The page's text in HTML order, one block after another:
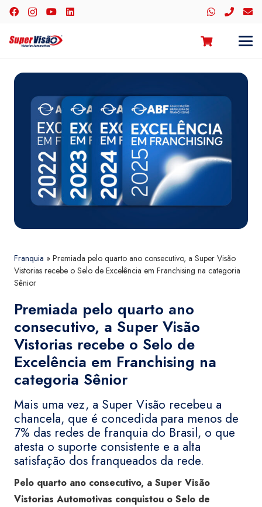
Franquia » Premiada pelo quarto ano consecutivo, a Super Visão
Vistorias recebe o Selo de Excelência em Franchising na categoria
Sênior
Premiada pelo quarto ano
consecutivo, a Super Visão
Vistorias recebe o Selo de
Excelência em Franchising na
categoria Sênior
Mais uma vez, a Super Visão recebeu a
chancela, que é concedida para menos de
7% das redes de franquia do Brasil, o que
atesta o suporte consistente e a alta
satisfação dos franqueados da rede.
Pelo quarto ano consecutivo, a Super Visão
Vistorias Automotivas conquistou o Selo de